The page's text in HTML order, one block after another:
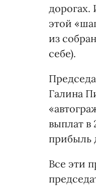
дорогах.
этой
из
себе).
Галина
выплат в
прибыль
Все эти